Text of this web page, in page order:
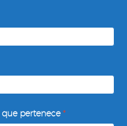
que pertenece*